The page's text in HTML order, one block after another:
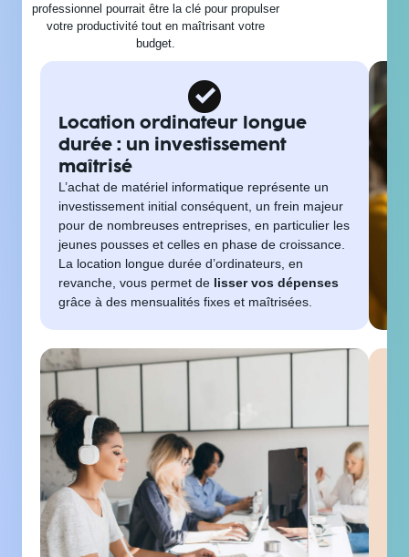
professionnel pourrait être la clé pour propulser
votre productivité tout en maîtrisant votre
budget.
Location ordinateur longue
durée : un investissement
maîtrisé
L’achat de matériel informatique représente un
investissement initial conséquent, un frein majeur
pour de nombreuses entreprises, en particulier les
jeunes pousses et celles en phase de croissance.
La location longue durée d’ordinateurs, en
revanche, vous permet de lisser vos dépenses
grâce à des mensualités fixes et maîtrisées.